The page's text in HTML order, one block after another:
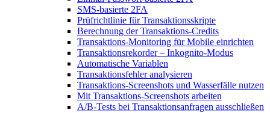
SMS-basierte 2FA
Prüfrichtlinie für Transaktionsskripte
Berechnung der Transaktions-Credits
Transaktions-Monitoring für Mobile einrichten
Transaktionsrekorder – Inkognito-Modus
Automatische Variablen
Transaktionsfehler analysieren
Transaktions-Screenshots und Wasserfälle nutzen
Mit Transaktions-Screenshots arbeiten
A/B-Tests bei Transaktionsanfragen ausschließen